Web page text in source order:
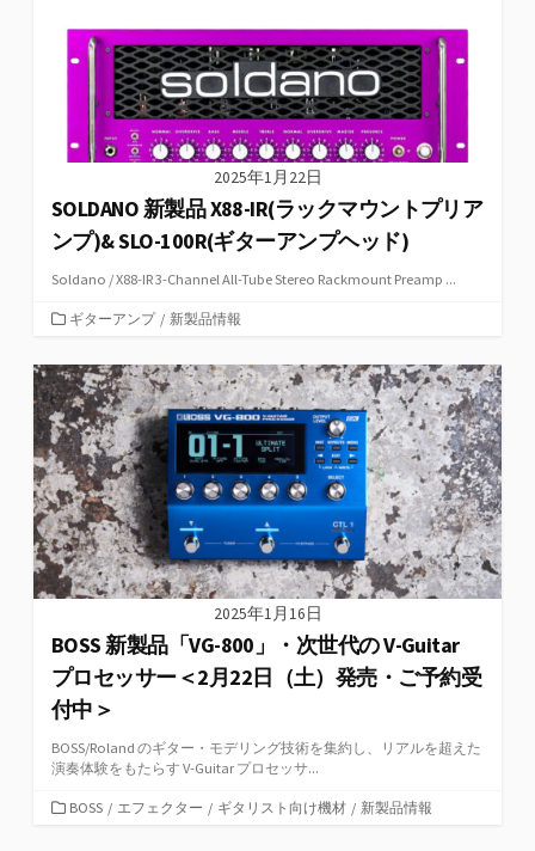
2025年1月22日
SOLDANO 新製品 X88-IR(ラックマウントプリア
ンプ)& SLO-100R(ギターアンプヘッド)
Soldano / X88-IR 3-Channel All-Tube Stereo Rackmount Preamp ...
カ
ゴ
リ
ー
ギターアンプ / 新製品情報
2025年1月16日
BOSS 新製品「VG-800」・次世代の V-Guitar
プロセッサー＜2月22日（土）発売・ご予約受
付中＞
BOSS/Roland のギター・モデリング技術を集約し、リアルを超えた
演奏体験をもたらす V-Guitar プロセッサ...
カBOSS / エフェクター / ギタリスト向け機材 / 新製品情報